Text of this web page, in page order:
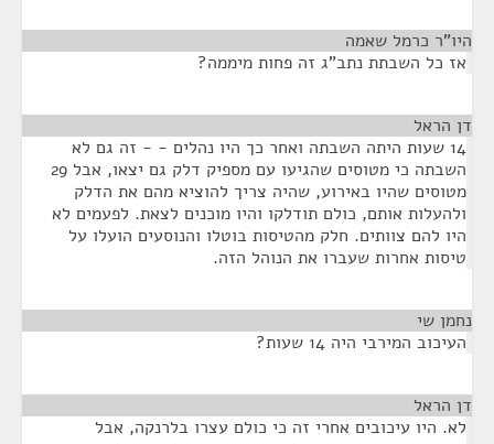
היו"ר כרמל שאמה
אז כל השבתת נתב"ג זה פחות מיממה?
דן הראל
14 שעות היתה השבתה ואחר כך היו נהלים - - זה גם לא
השבתה כי מטוסים שהגיעו עם מספיק דלק גם יצאו, אבל 29
מטוסים שהיו באירוע, שהיה צריך להוציא מהם את הדלק
ולהעלות אותם, כולם תודלקו והיו מוכנים לצאת. לפעמים לא
היו להם צוותים. חלק מהטיסות בוטלו והנוסעים הועלו על
טיסות אחרות שעברו את הנוהל הזה.
נחמן שי
העיכוב המירבי היה 14 שעות?
דן הראל
לא. היו עיכובים אחרי זה כי כולם עצרו בלרנקה, אבל